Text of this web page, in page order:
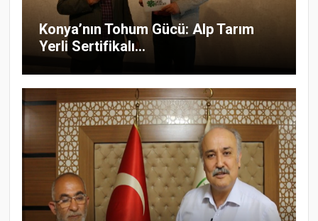
Konya’nın Tohum Gücü: Alp Tarım
Yerli Sertifikalı...